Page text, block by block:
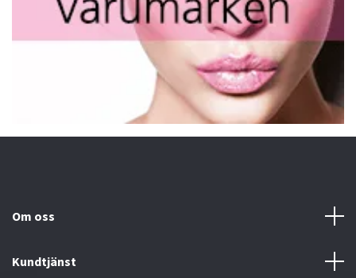
Om oss
Kundtjänst